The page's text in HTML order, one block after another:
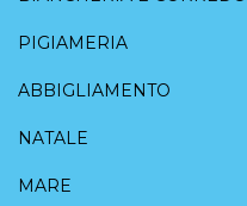
PIGIAMERIA
ABBIGLIAMENTO
NATALE
MARE